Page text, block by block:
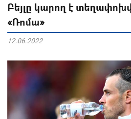
Բեյլը կարող է
«Ռոմա»
12.06.2022